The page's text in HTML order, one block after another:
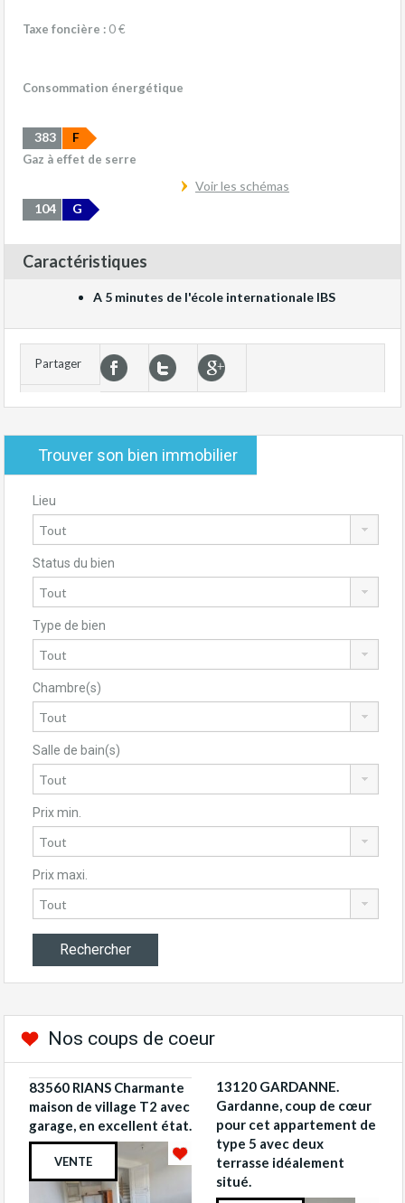
Taxe foncière : 0 €
Consommation énergétique
383 F
Gaz à effet de serre
104 G
Voir les schémas
Caractéristiques
A 5 minutes de l'école internationale IBS
Partager
Trouver son bien immobilier
Lieu
Status du bien
Type de bien
Chambre(s)
Salle de bain(s)
Prix min.
Prix maxi.
Nos coups de coeur
83560 RIANS Charmante
maison de village T2 avec
garage, en excellent état.
VENTE
13120 GARDANNE.
Gardanne, coup de cœur
pour cet appartement de
type 5 avec deux
terrasse idéalement
situé.